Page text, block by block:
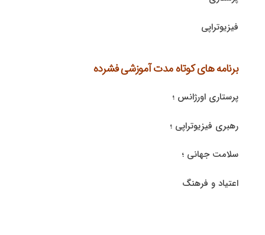
فیزیوتراپی
برنامه های کوتاه مدت آموزشی فشرده
پرستاری اورژانس ؛
رهبری فیزیوتراپی ؛
سلامت جهانی ؛
اعتیاد و فرهنگ